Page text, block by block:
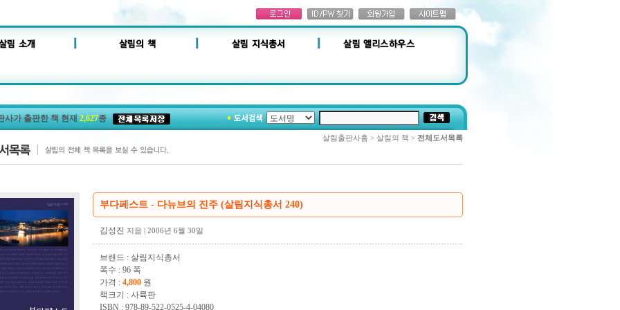
사가 출판한 책 현재2,627종
살림출판사홈 > 살림의 책 > 전체도서목록
부다페스트 - 다뉴브의 진주 (살림지식총서 240)
김성진 지음 | 2006년 6월 30일
브랜드 : 살림지식총서
쪽수 : 96 쪽
가격 : 4,800원
책크기 : 사륙판
ISBN : 978-89-522-0525-4-04080